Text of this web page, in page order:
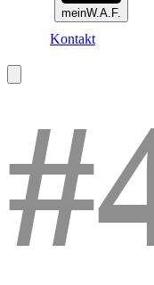
meinW.A.F.
Kontakt